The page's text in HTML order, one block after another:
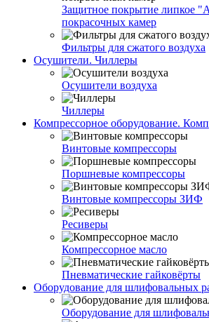
Защитное покрытие липкое
покрасочных камер
Фильтры для сжатого воздуха
Осушители. Чиллеры
Осушители воздуха
Чиллеры
Компрессорное оборудование.
Винтовые компрессоры
Поршневые компрессоры
Винтовые компрессоры ЗИФ
Ресиверы
Компрессорное масло
Пневматические гайковёрты
Оборудование для шлифовальных
Оборудование для